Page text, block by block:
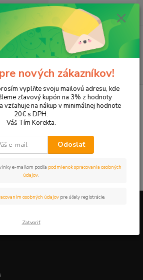
Hľadať
ks
za 0,00 EUR
tlačiarní Hewlett Packard
HP LaserJet
žiadny tovar.
nových zákazníkov!
vyplňte svoju mailovú adresu, kde
zľavový kupón na 3% z hodnoty
vzťahuje na nákup v minimálnej hodnote
20€ s DPH.
Váš Tím Korekta.
Odoslať
e-mailom podľa podmienok spracovania osobných
údajov.
osobných údajov pre účely registrácie.
Zatvoriť